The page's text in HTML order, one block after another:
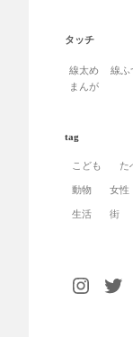
タッチ
線太め 線ふ
まんが
tag
こども た
動物 女性
生活 街